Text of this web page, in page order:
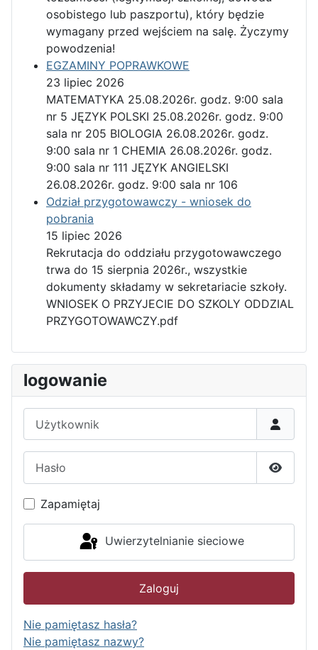
osobistego lub paszportu), który będzie
wymagany przed wejściem na salę. Życzymy
powodzenia!
EGZAMINY POPRAWKOWE
23 lipiec 2026
MATEMATYKA 25.08.2026r. godz. 9:00 sala
nr 5 JĘZYK POLSKI 25.08.2026r. godz. 9:00
sala nr 205 BIOLOGIA 26.08.2026r. godz.
9:00 sala nr 1 CHEMIA 26.08.2026r. godz.
9:00 sala nr 111 JĘZYK ANGIELSKI
26.08.2026r. godz. 9:00 sala nr 106
Odział przygotowawczy - wniosek do
pobrania
15 lipiec 2026
Rekrutacja do oddziału przygotowawczego
trwa do 15 sierpnia 2026r., wszystkie
dokumenty składamy w sekretariacie szkoły.
WNIOSEK O PRZYJECIE DO SZKOLY ODDZIAL
PRZYGOTOWAWCZY.pdf
logowanie
Pokaż
Zapamiętaj
Uwierzytelnianie sieciowe
Zaloguj
Nie pamiętasz hasła?
Nie pamiętasz nazwy?